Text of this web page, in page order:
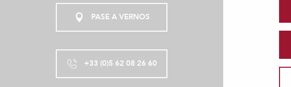
PASE A VERNOS
+33 (0)5 62 08 26 60